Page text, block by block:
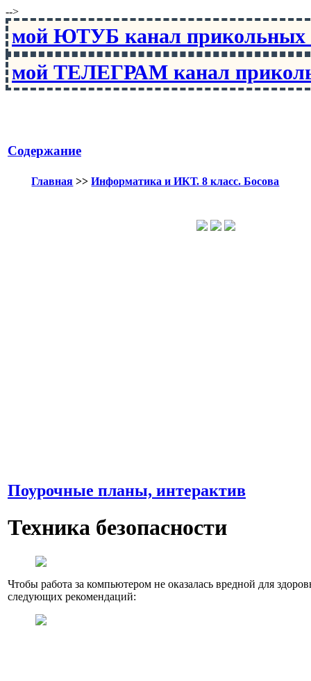
-->
мой ЮТУБ канал
мой ТЕЛЕГРАМ канал
Содержание
Главная >>Информатика и ИКТ. 8 класс. Босова
Поурочные планы, интерактив
Техника безопасности
Чтобы работа за компьютером не оказалась вредной для
следующих рекомендаций: